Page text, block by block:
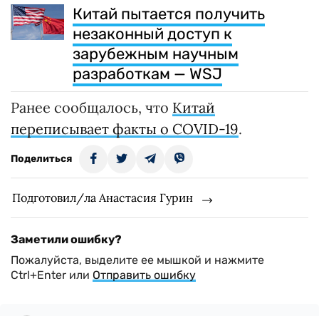
Китай пытается получить
незаконный доступ к
зарубежным научным
разработкам — WSJ
Ранее сообщалось, что Китай
переписывает факты о COVID-19.
Поделиться
Подготовил/ла Анастасия Гурин
Заметили ошибку?
Пожалуйста, выделите ее мышкой и нажмите
Ctrl+Enter или Отправить ошибку